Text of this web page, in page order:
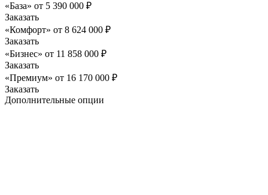
«База» от 5 390 000 ₽
Заказать
«Комфорт» от 8 624 000 ₽
Заказать
«Бизнес» от 11 858 000 ₽
Заказать
«Премиум» от 16 170 000 ₽
Заказать
Дополнительные опции